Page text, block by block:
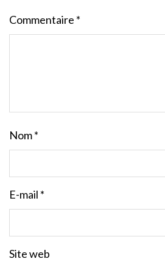
Commentaire *
Nom*
E-mail *
Site web